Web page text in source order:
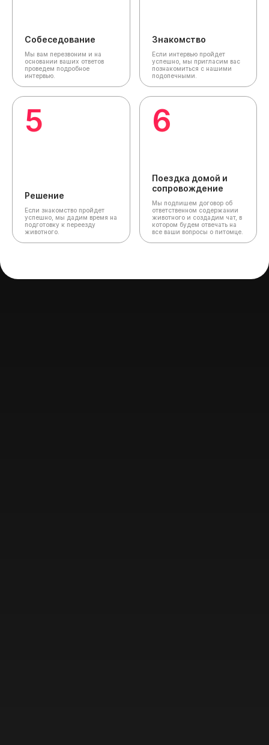
Собеседование
Мы вам перезвоним и на
основании ваших ответов
проведем подробное
интервью.
Знакомство
Если интервью пройдет
успешно, мы пригласим вас
познакомиться с нашими
подопечными.
5
Решение
Если знакомство пройдет
успешно, мы дадим время на
подготовку к переезду
животного.
6
Поездка домой и
сопровождение
Мы подпишем договор об
ответственном содержании
животного и создадим чат, в
котором будем отвечать на
все ваши вопросы о питомце.